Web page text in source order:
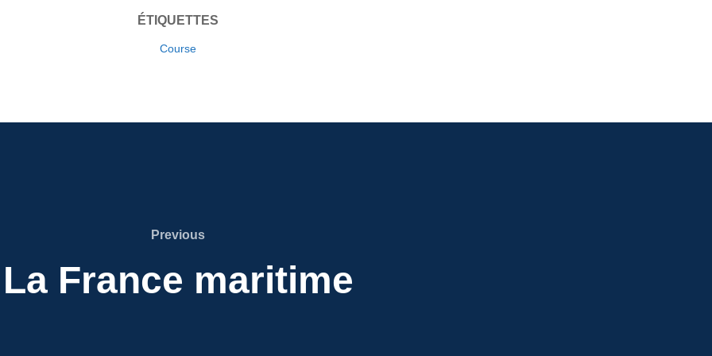
ÉTIQUETTES
Course
Previous
Previous
La France maritime